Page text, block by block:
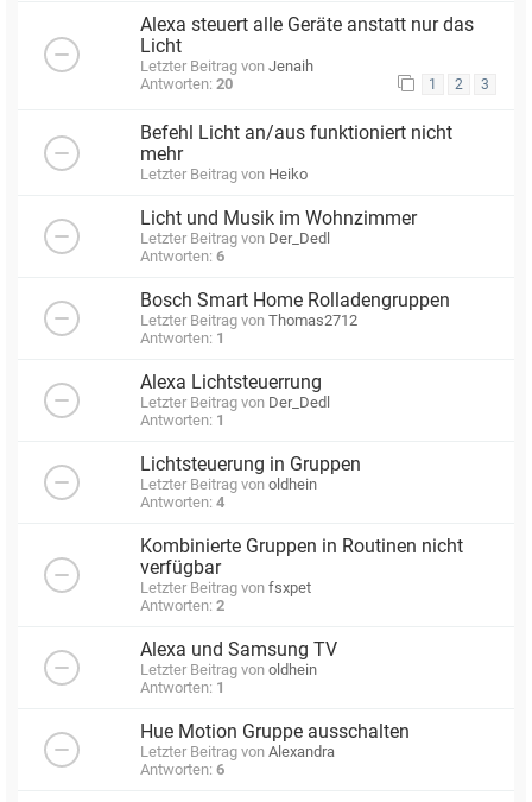
Alexa steuert alle Geräte anstatt nur das
Licht
Letzter Beitrag von Jenaih
Antworten: 20 1 2 3
Befehl Licht an/aus funktioniert nicht
mehr
Letzter Beitrag von Heiko
Licht und Musik im Wohnzimmer
Letzter Beitrag von Der_Dedl
Antworten: 6
Bosch Smart Home Rolladengruppen
Letzter Beitrag von Thomas2712
Antworten: 1
Alexa Lichtsteuerrung
Letzter Beitrag von Der_Dedl
Antworten: 1
Lichtsteuerung in Gruppen
Letzter Beitrag von oldhein
Antworten: 4
Kombinierte Gruppen in Routinen nicht
verfügbar
Letzter Beitrag von fsxpet
Antworten: 2
Alexa und Samsung TV
Letzter Beitrag von oldhein
Antworten: 1
Hue Motion Gruppe ausschalten
Letzter Beitrag von Alexandra
Antworten: 6